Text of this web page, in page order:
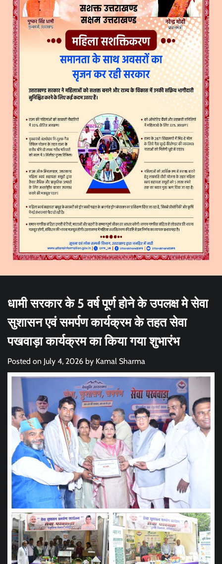
धामी सरकार के 5 वर्ष पूर्ण होने के उपलक्ष मे सेवा
सुशासन एवं समर्पण कार्यक्रम के तहत सेवा
पखवाड़ा कार्यक्रम का किया गया शुभारंभ
Posted on July 4, 2026 by Kamal Sharma